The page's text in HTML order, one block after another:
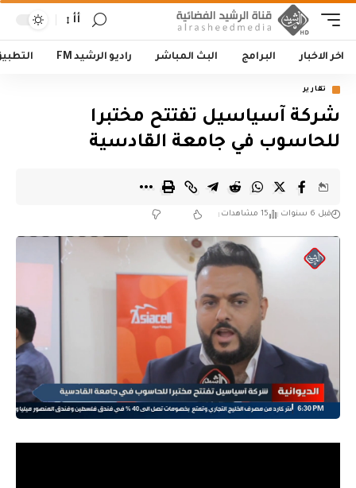
أأ
اخر الاخبار البرامج البث المباشر راديو الرشيد FM
تقارير
شركة آسياسيل تفتتح مختبرا
للحاسوب في جامعة القادسية
قبل 6 سنوات 15 مشاهدات